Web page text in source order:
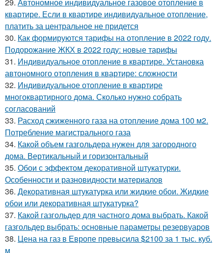
29. Автономное индивидуальное газовое отопление в
квартире. Если в квартире индивидуальное отопление,
платить за центральное не придется
30. Как формируются тарифы на отопление в 2022 году.
Подорожание ЖКХ в 2022 году: новые тарифы
31. Индивидуальное отопление в квартире. Установка
автономного отопления в квартире: сложности
32. Индивидуальное отопление в квартире
многоквартирного дома. Сколько нужно собрать
согласований
33. Расход сжиженного газа на отопление дома 100 м2.
Потребление магистрального газа
34. Какой объем газгольдера нужен для загородного
дома. Вертикальный и горизонтальный
35. Обои с эффектом декоративной штукатурки.
Особенности и разновидности материалов
36. Декоративная штукатурка или жидкие обои. Жидкие
обои или декоративная штукатурка?
37. Какой газгольдер для частного дома выбрать. Какой
газгольдер выбрать: основные параметры резервуаров
38. Цена на газ в Европе превысила $2100 за 1 тыс. куб.
м